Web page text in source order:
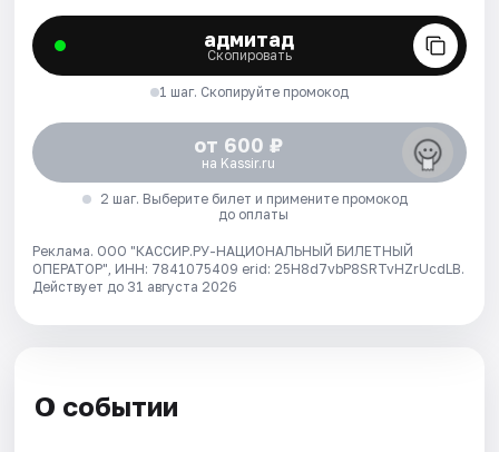
адмитад
Скопировать
1 шаг. Скопируйте промокод
от 600 ₽
на Kassir.ru
2 шаг. Выберите билет и примените промокод
до оплаты
Реклама. ООО "КАССИР.РУ-НАЦИОНАЛЬНЫЙ БИЛЕТНЫЙ
ОПЕРАТОР", ИНН: 7841075409 erid: 25H8d7vbP8SRTvHZrUcdLB.
Действует до 31 августа 2026
О событии